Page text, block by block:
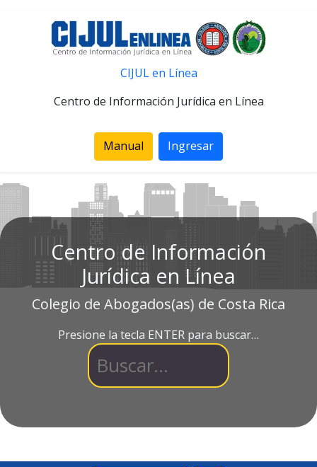
CIJUL en Línea
Centro de Información Jurídica en Línea
Manual Ingresar
Centro de Información
Jurídica en Línea
Colegio de Abogados(as) de Costa Rica
Presione la tecla ENTER para buscar…